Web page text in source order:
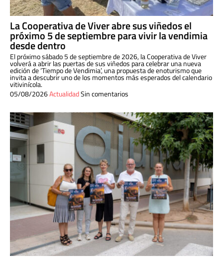
La Cooperativa de Viver abre sus viñedos el
próximo 5 de septiembre para vivir la vendimia
desde dentro
El próximo sábado 5 de septiembre de 2026, la Cooperativa de Viver
volverá a abrir las puertas de sus viñedos para celebrar una nueva
edición de ‘Tiempo de Vendimia’, una propuesta de enoturismo que
invita a descubrir uno de los momentos más esperados del calendario
vitivinícola.
05/08/2026ActualidadSin comentarios